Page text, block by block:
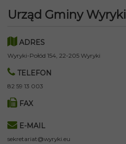
Urząd Gminy Wyryki
ADRES
Wyryki-Połód 154, 22-205 Wyryki
TELEFON
82 59 13 003
FAX
E-MAIL
sekretariat@wyryki.eu